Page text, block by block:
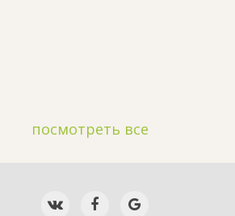
посмотреть все